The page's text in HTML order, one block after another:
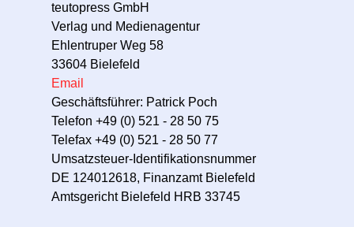
teutopress GmbH
Verlag und Medienagentur
Ehlentruper Weg 58
33604 Bielefeld
Email
Geschäftsführer: Patrick Poch
Telefon +49 (0) 521 - 28 50 75
Telefax +49 (0) 521 - 28 50 77
Umsatzsteuer-Identifikationsnummer
DE 124012618, Finanzamt Bielefeld
Amtsgericht Bielefeld HRB 33745